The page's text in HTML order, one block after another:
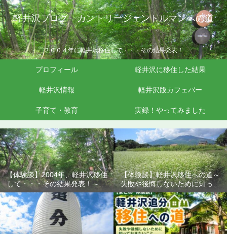
軽井沢ブログ カントリージェントルマンへの道
２００４年に軽井沢移住して・・・その結果発表！
プロフィール 軽井沢に移住した結果
軽井沢情報 軽井沢版カフェバー
子育て・教育 実録！やってみました
【体験談】2004年、軽井沢移住
して・・・その結果発表！～失
敗や後悔しないために知ってお
きたいこと
【体験談】軽井沢移住への道～
失敗や後悔しないために知って
おきたいこと